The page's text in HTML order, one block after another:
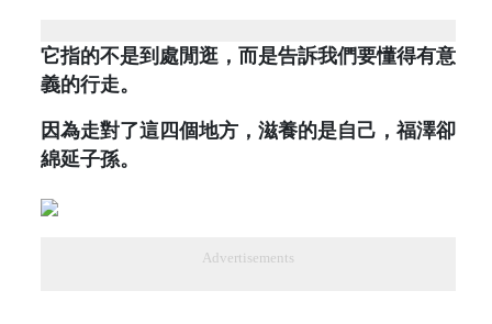
它指的不是到處閒逛，而是告訴我們要懂得有意
義的行走。
因為走對了這四個地方，滋養的是自己，福澤卻
綿延子孫。
Advertisements